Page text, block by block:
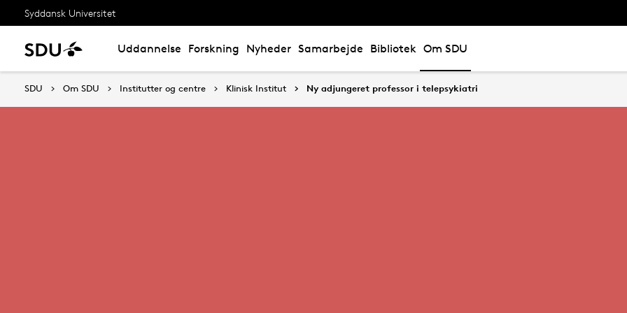
Syddansk Universitet
Uddannelse Forskning Nyheder Samarbejde Bibliotek Om SDU
SDU Om SDU Institutter og centre Klinisk Institut Ny adjungeret professor i telepsykiatri